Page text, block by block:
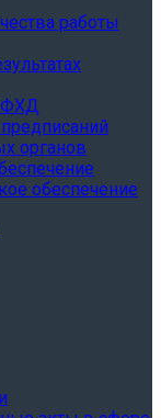
работы
органов
обеспечение